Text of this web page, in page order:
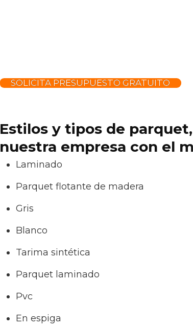
SOLICITA PRESUPUESTO GRATUITO
Estilos y tipos de
nuestra empresa con el
Laminado
Parquet flotante de madera
Gris
Blanco
Tarima sintética
Parquet laminado
Pvc
En espiga